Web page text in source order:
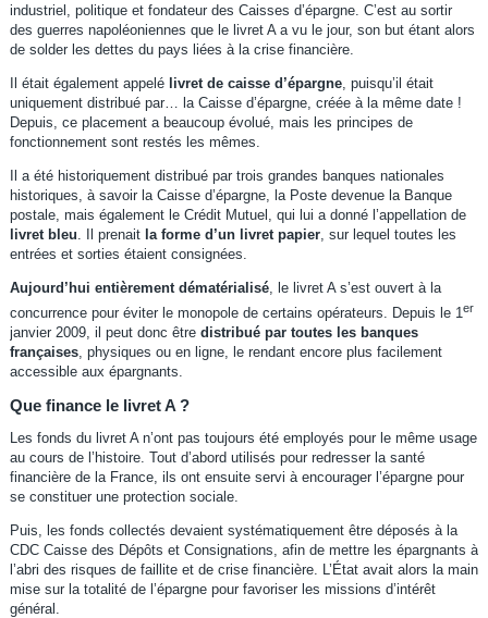
industriel, politique et fondateur des Caisses d’épargne. C’est au sortir
des guerres napoléoniennes que le livret A a vu le jour, son but étant alors
de solder les dettes du pays liées à la crise financière.
Il était également appelé livret de caisse d’épargne, puisqu’il était
uniquement distribué par… la Caisse d’épargne, créée à la même date !
Depuis, ce placement a beaucoup évolué, mais les principes de
fonctionnement sont restés les mêmes.
Il a été historiquement distribué par trois grandes banques nationales
historiques, à savoir la Caisse d’épargne, la Poste devenue la Banque
postale, mais également le Crédit Mutuel, qui lui a donné l’appellation de
livret bleu . Il prenait la forme d’un livret papier, sur lequel toutes les
entrées et sorties étaient consignées.
Aujourd’hui entièrement dématérialisé, le livret A s’est ouvert à la
concurrence pour éviter le monopole de certains opérateurs. Depuis le 1 er
janvier 2009, il peut donc être distribué par toutes les banques
françaises, physiques ou en ligne, le rendant encore plus facilement
accessible aux épargnants.
Que finance le livret A ?
Les fonds du livret A n’ont pas toujours été employés pour le même usage
au cours de l’histoire. Tout d’abord utilisés pour redresser la santé
financière de la France, ils ont ensuite servi à encourager l’épargne pour
se constituer une protection sociale.
Puis, les fonds collectés devaient systématiquement être déposés à la
CDC Caisse des Dépôts et Consignations, afin de mettre les épargnants à
l’abri des risques de faillite et de crise financière. L’État avait alors la main
mise sur la totalité de l’épargne pour favoriser les missions d’intérêt
général.